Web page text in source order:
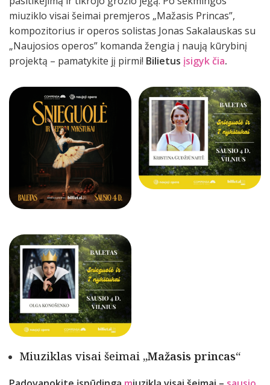
miuziklo visai šeimai premjeros „Mažasis Princas”,
kompozitorius ir operos solistas Jonas Sakalauskas su
„Naujosios operos” komanda žengia į naują kūrybinį
projektą – pamatykite jį pirmi! Bilietus įsigyk čia.
Miuziklas visai šeimai „Mažasis princas“